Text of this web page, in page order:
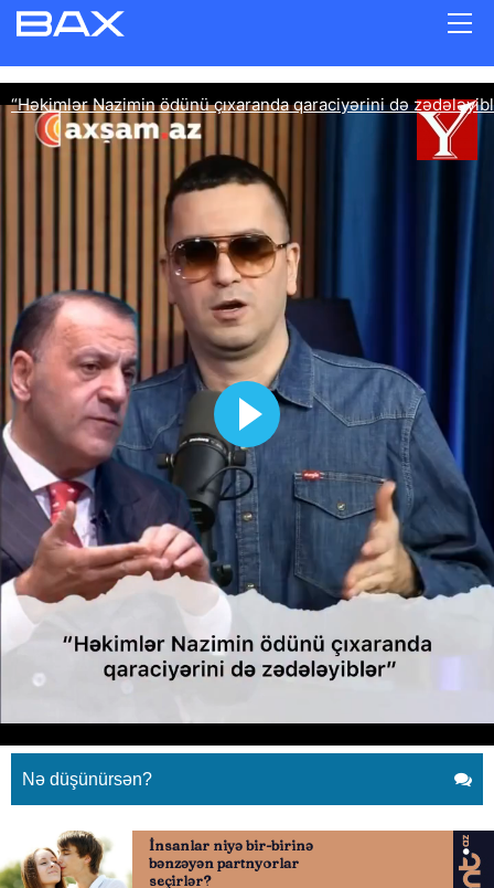
“Həkimlər Nazimin ödünü
çıxaranda qaraciyərini də
zədələyiblər”
Nə düşünürsən?